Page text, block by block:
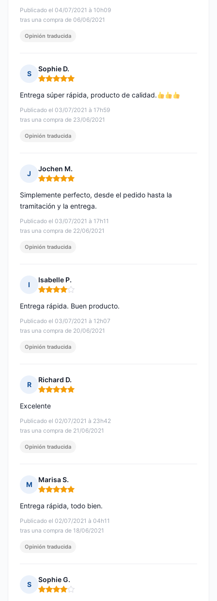
Publicado el 04/07/2021 à 10h09
tras una compra de 06/06/2021
Opinión traducida
S
Sophie D.
Nota: 5 de 5
Publicado el 03/07/2021 à 17h59
tras una compra de 23/06/2021
Entrega súper rápida, producto de calidad.
Opinión traducida
J
Jochen M.
Nota: 5 de 5
Publicado el 03/07/2021 à 17h11
tras una compra de 22/06/2021
Simplemente perfecto, desde el pedido hasta la
tramitación y la entrega.
Opinión traducida
I
Isabelle P.
Nota: 4 de 5
Publicado el 03/07/2021 à 12h07
tras una compra de 20/06/2021
Entrega rápida. Buen producto.
Opinión traducida
R
Richard D.
Nota: 5 de 5
Publicado el 02/07/2021 à 23h42
tras una compra de 21/06/2021
Excelente
Opinión traducida
M
Marisa S.
Nota: 5 de 5
Publicado el 02/07/2021 à 04h11
tras una compra de 18/06/2021
Entrega rápida, todo bien.
Opinión traducida
S
Sophie G.
Nota: 4 de 5